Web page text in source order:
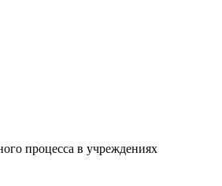
процесса в учреждениях